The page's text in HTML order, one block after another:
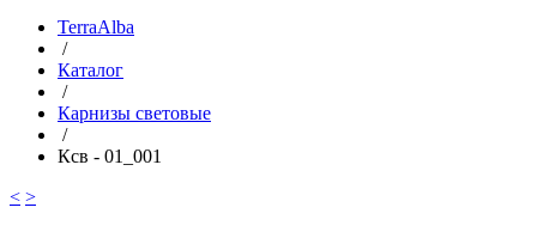
TerraAlba
/
Каталог
/
Карнизы световые
/
Ксв - 01_001
< >